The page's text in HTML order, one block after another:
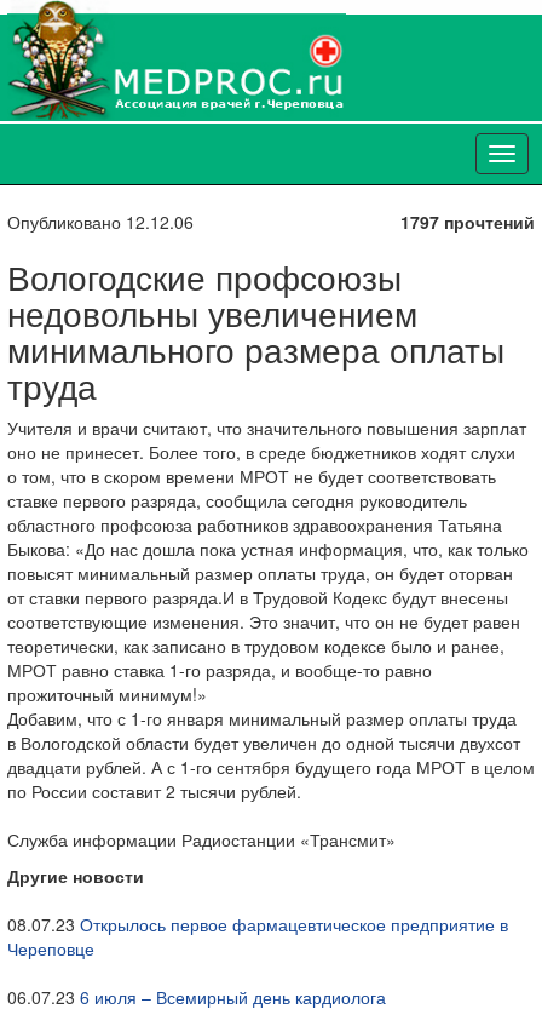
Опубликовано 12.12.06 1797 прочтений
Вологодские профсоюзы
недовольны увеличением
минимального размера оплаты
труда
Учителя и врачи считают, что значительного повышения зарплат
оно не принесет. Более того, в среде бюджетников ходят слухи
о том, что в скором времени МРОТ не будет соответствовать
ставке первого разряда, сообщила сегодня руководитель
областного профсоюза работников здравоохранения Татьяна
Быкова: «До нас дошла пока устная информация, что, как только
повысят минимальный размер оплаты труда, он будет оторван
от ставки первого разряда.И в Трудовой Кодекс будут внесены
соответствующие изменения. Это значит, что он не будет равен
теоретически, как записано в трудовом кодексе было и ранее,
МРОТ равно ставка 1-го разряда, и вообще-то равно
прожиточный минимум!»
Добавим, что с 1-го января минимальный размер оплаты труда
в Вологодской области будет увеличен до одной тысячи двухсот
двадцати рублей. А с 1-го сентября будущего года МРОТ в целом
по России составит 2 тысячи рублей.
Служба информации Радиостанции «Трансмит»
Другие новости
08.07.23 Открылось первое фармацевтическое предприятие в
Череповце
06.07.23 6 июля – Всемирный день кардиолога